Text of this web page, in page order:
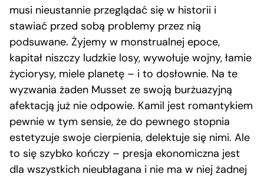
musi nieustannie przeglądać się w historii i
stawiać przed sobą problemy przez nią
podsuwane. Żyjemy w monstrualnej epoce,
kapitał niszczy ludzkie losy, wywołuje wojny, łamie
życiorysy, miele planetę – i to dosłownie. Na te
wyzwania żaden Musset ze swoją burżuazyjną
afektacją już nie odpowie. Kamil jest romantykiem
pewnie w tym sensie, że do pewnego stopnia
estetyzuje swoje cierpienia, delektuje się nimi. Ale
to się szybko kończy – presja ekonomiczna jest
dla wszystkich nieubłagana i nie ma w niej żadnej